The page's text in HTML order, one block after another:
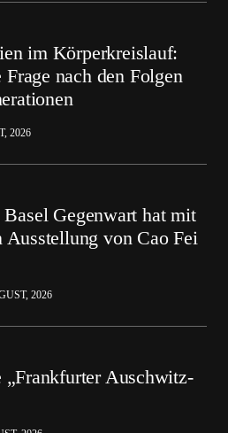
im Körperkreislauf:
nach den Folgen
2026
Gegenwart hat mit
Ausstellung von Cao Fei
2026
Auschwitz-